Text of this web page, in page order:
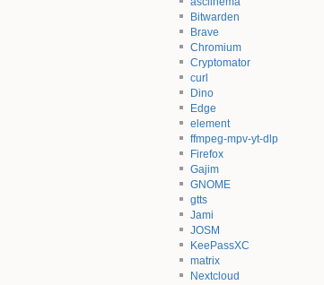
Bitwarden
Brave
Chromium
Cryptomator
curl
Dino
Edge
element
ffmpeg-mpv-yt-dlp
Firefox
Gajim
GNOME
gtts
Jami
JOSM
KeePassXC
matrix
Nextcloud